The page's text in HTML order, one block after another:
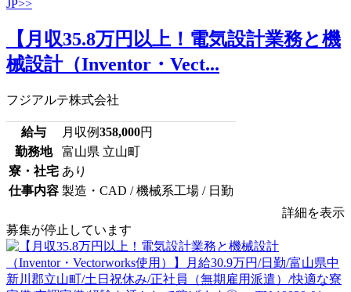
【月収35.8万円以上！電気設計業務と機
械設計（Inventor・Vect...
フジアルテ株式会社
給与 月収例358,000円
勤務地
富山県 立山町
寮・社宅 あり
仕事内容 製造・CAD / 機械系工場 / 日勤
詳細を表示
募集が停止しています